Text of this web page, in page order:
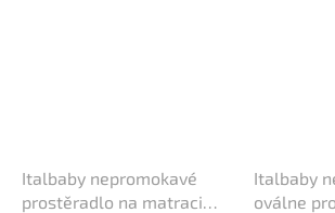
Italbaby nepromokavé
prostěradlo na matraci
Italbaby
oválne